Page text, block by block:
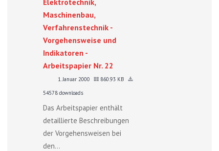
Maschinenbau,
Verfahrenstechnik -
Vorgehensweise und
Indikatoren -
Arbeitspapier Nr. 22
1. Januar 2000
860.93 KB
54578 downloads
Das Arbeitspapier enthält
detaillierte Beschreibungen
der Vorgehensweisen bei
den...